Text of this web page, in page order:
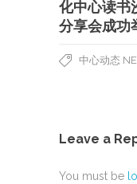
化中心读书
分享会成功
中心动态
Leave a
You must be